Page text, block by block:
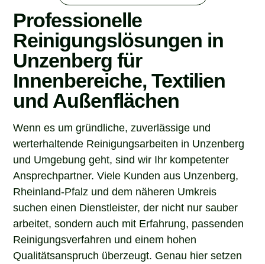
Professionelle
Reinigungslösungen in
Unzenberg für
Innenbereiche, Textilien
und Außenflächen
Wenn es um gründliche, zuverlässige und
werterhaltende Reinigungsarbeiten in Unzenberg
und Umgebung geht, sind wir Ihr kompetenter
Ansprechpartner. Viele Kunden aus Unzenberg,
Rheinland-Pfalz und dem näheren Umkreis
suchen einen Dienstleister, der nicht nur sauber
arbeitet, sondern auch mit Erfahrung, passenden
Reinigungsverfahren und einem hohen
Qualitätsanspruch überzeugt. Genau hier setzen